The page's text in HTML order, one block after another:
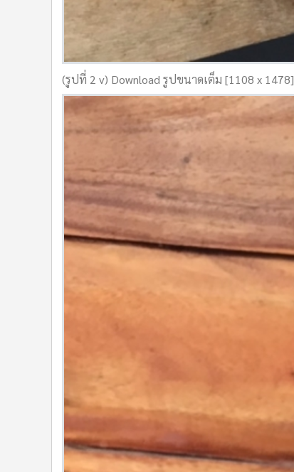
(รูปที่ 2 v) Download รูปขนาดเต็ม [1108 x 1478]